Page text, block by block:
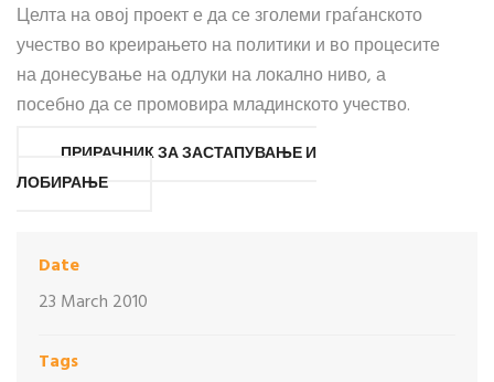
Целта на овој проект е да се зголеми граѓанското
учество во креирањето на политики и во процесите
на донесување на одлуки на локално ниво, а
посебно да се промовира младинското учество.
ПРИРАЧНИК ЗА ЗАСТАПУВАЊЕ И
ЛОБИРАЊЕ
Date
23 March 2010
Tags